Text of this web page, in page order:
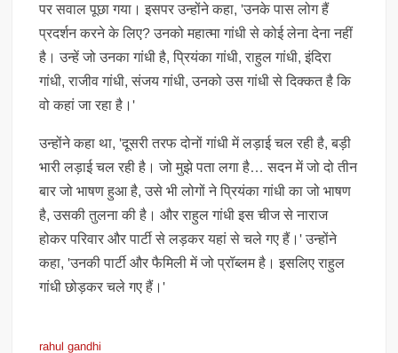
पर सवाल पूछा गया। इसपर उन्होंने कहा, 'उनके पास लोग हैं
प्रदर्शन करने के लिए? उनको महात्मा गांधी से कोई लेना देना नहीं
है। उन्हें जो उनका गांधी है, प्रियंका गांधी, राहुल गांधी, इंदिरा
गांधी, राजीव गांधी, संजय गांधी, उनको उस गांधी से दिक्कत है कि
वो कहां जा रहा है।'
उन्होंने कहा था, 'दूसरी तरफ दोनों गांधी में लड़ाई चल रही है, बड़ी
भारी लड़ाई चल रही है। जो मुझे पता लगा है… सदन में जो दो तीन
बार जो भाषण हुआ है, उसे भी लोगों ने प्रियंका गांधी का जो भाषण
है, उसकी तुलना की है। और राहुल गांधी इस चीज से नाराज
होकर परिवार और पार्टी से लड़कर यहां से चले गए हैं।' उन्होंने
कहा, 'उनकी पार्टी और फैमिली में जो प्रॉब्लम है। इसलिए राहुल
गांधी छोड़कर चले गए हैं।'
rahul gandhi